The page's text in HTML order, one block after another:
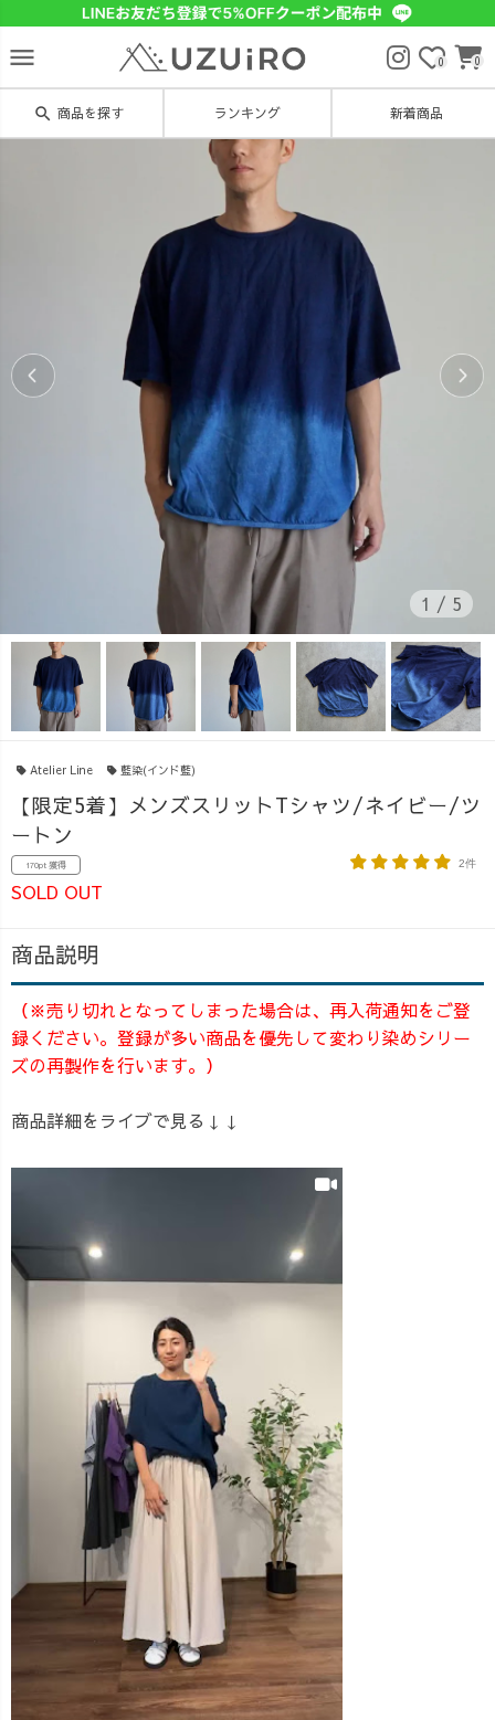
menu 0 0
search 商品を探す ランキング 新着商品
1 / 5
Atelier Line 藍染(インド藍)
【限定5着】メンズスリットTシャツ/ネイビー/ツ
ートン
170pt 獲得 2件
SOLD OUT
商品説明
（※売り切れとなってしまった場合は、再入荷通知をご登
録ください。登録が多い商品を優先して変わり染めシリー
ズの再製作を行います。）
商品詳細をライブで見る↓↓